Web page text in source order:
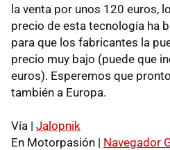
la venta por unos 120 euros,
precio de esta tecnología ha
para que los fabricantes la
precio muy bajo (puede que
euros). Esperemos que
también a Europa.
Vía | Jalopnik
En Motorpasión | Navegador